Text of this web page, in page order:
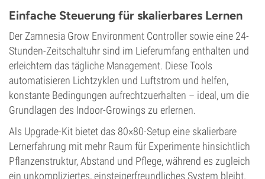
Einfache Steuerung für skalierbares Lernen
Der Zamnesia Grow Environment Controller sowie eine 24-
Stunden-Zeitschaltuhr sind im Lieferumfang enthalten und
erleichtern das tägliche Management. Diese Tools
automatisieren Lichtzyklen und Luftstrom und helfen,
konstante Bedingungen aufrechtzuerhalten – ideal, um die
Grundlagen des Indoor-Growings zu erlernen.
Als Upgrade-Kit bietet das 80×80-Setup eine skalierbare
Lernerfahrung mit mehr Raum für Experimente hinsichtlich
Pflanzenstruktur, Abstand und Pflege, während es zugleich
ein unkompliziertes, einsteigerfreundliches System bleibt.